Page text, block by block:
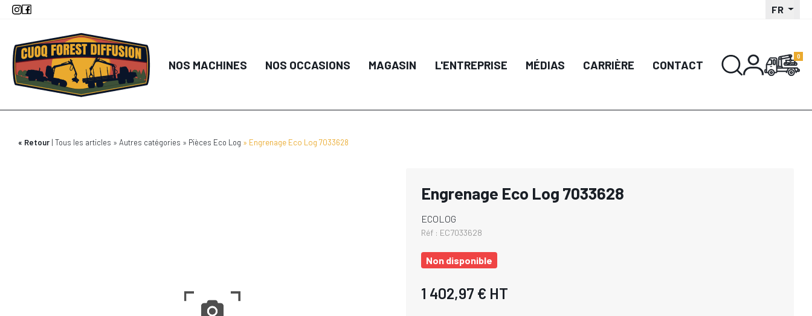
Aller
principal
FR
NOS MACHINES NOS OCCASIONS MAGASIN L'ENTREPRISE MÉDIAS CARRIÈRE CONTACT
Retour Tous les articles Autres catégories Pièces Eco Log Engrenage Eco Log 7033628
Engrenage Eco Log 7033628
ECOLOG
Réf : EC7033628
Non disponible
1 402,97 € HT